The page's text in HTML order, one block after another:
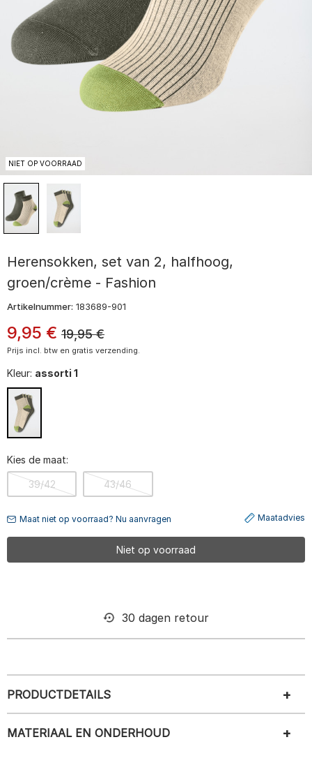
NIET OP VOORRAAD
Herensokken, set van 2, halfhoog,
groen/crème - Fashion
Artikelnummer: 183689-901
9,95 € 19,95€
Prijs incl. btw en gratis verzending.
Kleur: assorti 1
Kies de maat:
39/42 43/46
Maat niet op voorraad? Nu aanvragen Maatadvies
Niet op voorraad
30 dagen retour
PRODUCTDETAILS
MATERIAAL EN ONDERHOUD